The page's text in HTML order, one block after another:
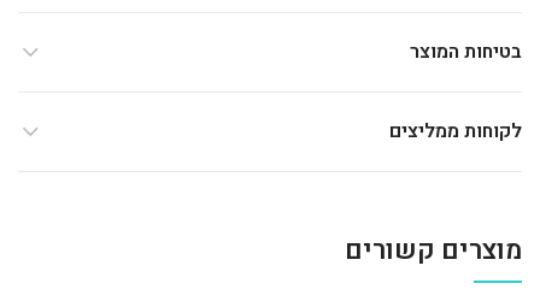
בטיחות המוצר
לקוחות ממליצים
מוצרים קשורים